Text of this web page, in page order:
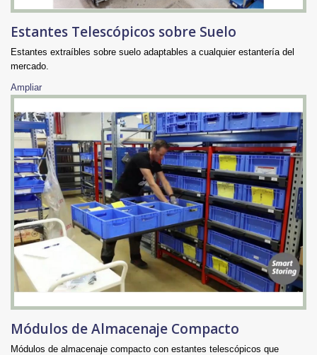
Estantes Telescópicos sobre Suelo
Estantes extraíbles sobre suelo adaptables a cualquier estantería del
mercado.
Ampliar
Módulos de Almacenaje Compacto
Módulos de almacenaje compacto con estantes telescópicos que